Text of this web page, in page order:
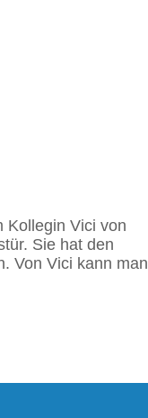
Kollegin Vici von
Sie hat den
Von Vici kann man